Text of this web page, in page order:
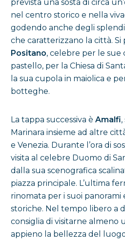
prevista una sosta di circa
nel centro storico e nella
godendo anche degli
che caratterizzano la città. Si
Positano, celebre per le sue
pastello, per la Chiesa di
la sua cupola in maiolica e
botteghe.
La tappa successiva è Amalfi
Marinara insieme ad altre
e Venezia. Durante l’ora di
visita al celebre Duomo di
dalla sua scenografica
piazza principale. L’ultima
rinomata per i suoi panorami
storiche. Nel tempo libero a
consiglia di visitarne almeno
appieno la bellezza del